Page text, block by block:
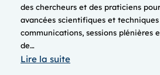
des chercheurs et des praticiens
avancées scientifiques et
communications, sessions plénières
de…
Lire la suite: